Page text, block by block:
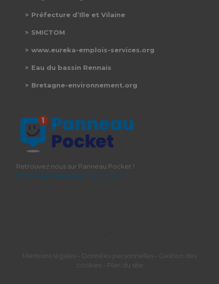
Préfecture d’Ille et Vilaine
SMICTOM
www.eureka-emplois-services.org
Eau du bassin Rennais
Bretagne-environnement.org
Retrouvez nous sur Panneau Pocket !
https://app.panneaupocket.com/
Mentions légales - Données personnelles - Gestion des
cookies- Plan du site